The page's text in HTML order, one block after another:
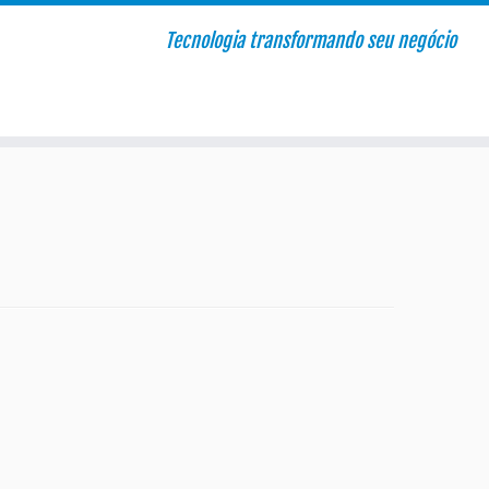
Tecnologia transformando seu negócio